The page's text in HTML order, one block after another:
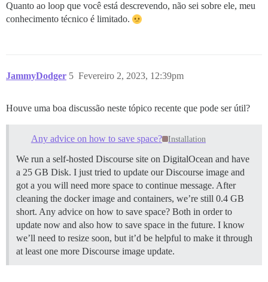
Quanto ao loop que você está descrevendo, não sei sobre ele, meu
conhecimento técnico é limitado.
JammyDodger Fevereiro 2, 2023, 12:39pm
5
Houve uma boa discussão neste tópico recente que pode ser útil?
Any advice on how to save space? Installation
We run a self-hosted Discourse site on DigitalOcean and have
a 25 GB Disk. I just tried to update our Discourse image and
got a you will need more space to continue message. After
cleaning the docker image and containers, we’re still 0.4 GB
short. Any advice on how to save space? Both in order to
update now and also how to save space in the future. I know
we’ll need to resize soon, but it’d be helpful to make it through
at least one more Discourse image update.